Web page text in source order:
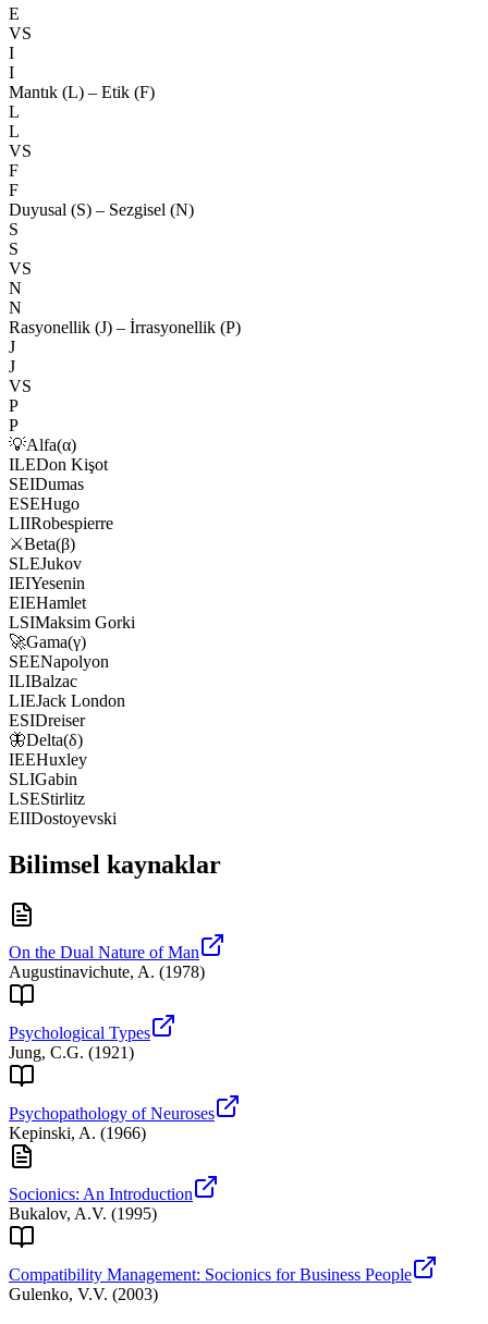
E
VS
I
I
Mantık (L) – Etik (F)
L
L
VS
F
F
Duyusal (S) – Sezgisel (N)
S
S
VS
N
N
Rasyonellik (J) – İrrasyonellik (P)
J
J
VS
P
P
💡Alfa(α)
ILEDon Kişot
SEIDumas
ESEHugo
LIIRobespierre
⚔️Beta(β)
SLEJukov
IEIYesenin
EIEHamlet
LSIMaksim Gorki
🚀Gama(γ)
SEENapolyon
ILIBalzac
LIEJack London
ESIDreiser
🦋Delta(δ)
IEEHuxley
SLIGabin
LSEStirlitz
EIIDostoyevski
Bilimsel kaynaklar
On the Dual Nature of Man
Augustinavichute, A. (1978)
Psychological Types
Jung, C.G. (1921)
Psychopathology of Neuroses
Kepinski, A. (1966)
Socionics: An Introduction
Bukalov, A.V. (1995)
Compatibility Management: Socionics for Business People
Gulenko, V.V. (2003)